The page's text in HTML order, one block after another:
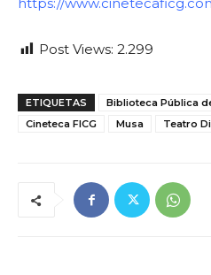
Post Views: 2.299
ETIQUETAS
Biblioteca Pública
Cineteca FICG
Musa Teatro